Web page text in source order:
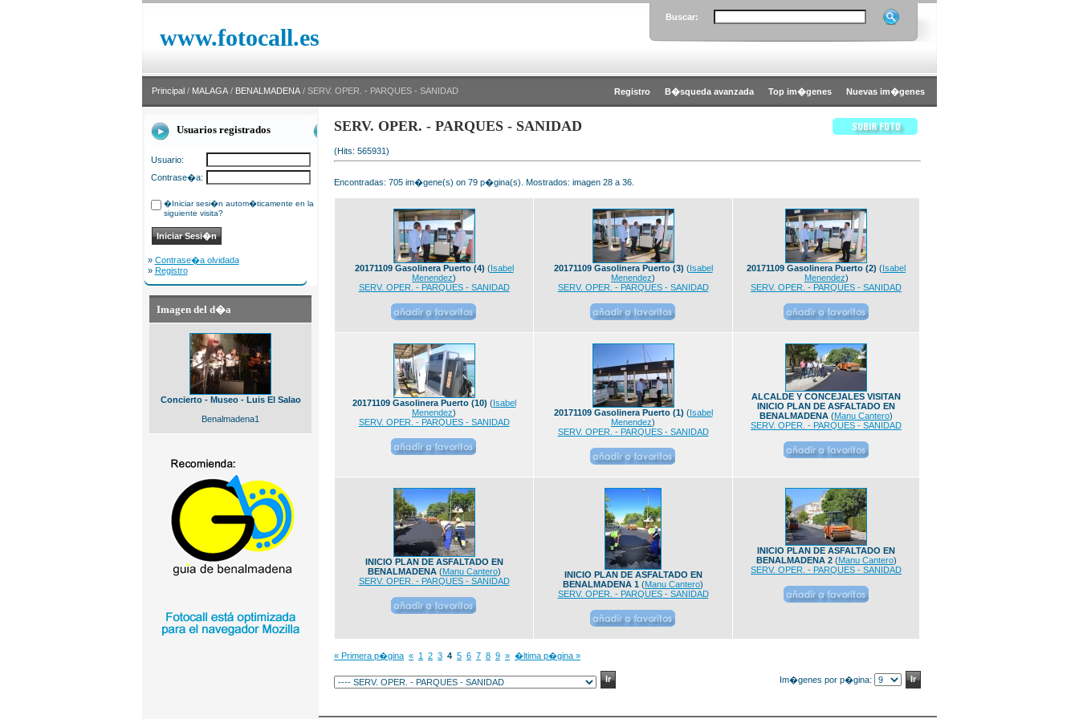
www.fotocall.es
Buscar:
Principal / MALAGA / BENALMADENA / SERV. OPER. - PARQUES - SANIDAD Registro B�squeda avanzada Top im�genes Nuevas im�genes
Usuarios registrados
Usuario:
Contrase�a:
�Iniciar sesi�n autom�ticamente en la
siguiente visita?
» Contrase�a olvidada
» Registro
Imagen del d�a
Concierto - Museo - Luis El Salao
Benalmadena1
SERV. OPER. - PARQUES - SANIDAD
(Hits: 565931)
Encontradas: 705 im�gene(s) on 79 p�gina(s). Mostrados: imagen 28 a 36.
20171109 Gasolinera Puerto (4) (Isabel
Menendez)
SERV. OPER. - PARQUES - SANIDAD
20171109 Gasolinera Puerto (3) (Isabel
Menendez)
SERV. OPER. - PARQUES - SANIDAD
20171109 Gasolinera Puerto (2) (Isabel
Menendez)
SERV. OPER. - PARQUES - SANIDAD
20171109 Gasolinera Puerto (10) (Isabel
Menendez)
SERV. OPER. - PARQUES - SANIDAD
20171109 Gasolinera Puerto (1) (Isabel
Menendez)
SERV. OPER. - PARQUES - SANIDAD
ALCALDE Y CONCEJALES VISITAN
INICIO PLAN DE ASFALTADO EN
BENALMADENA (Manu Cantero)
SERV. OPER. - PARQUES - SANIDAD
INICIO PLAN DE ASFALTADO EN
BENALMADENA(Manu Cantero)
SERV. OPER. - PARQUES - SANIDAD
INICIO PLAN DE ASFALTADO EN
BENALMADENA 1 (Manu Cantero)
SERV. OPER. - PARQUES - SANIDAD
INICIO PLAN DE ASFALTADO EN
BENALMADENA 2(Manu Cantero)
SERV. OPER. - PARQUES - SANIDAD
« Primera p�gina « 1 2 3 4 5 6 7 8 9 » �ltima p�gina »
Im�genes por p�gina: